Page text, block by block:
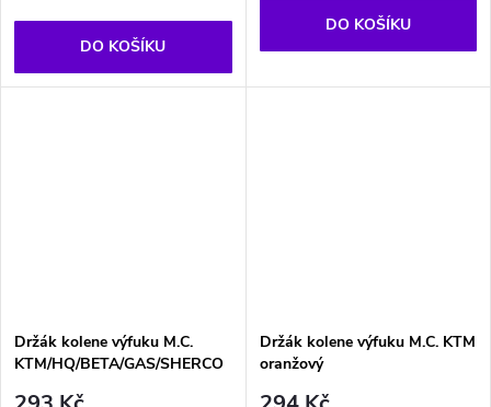
DO KOŠÍKU
DO KOŠÍKU
Držák kolene výfuku M.C.
KTM/HQ/BETA/GAS/SHERCO
Držák kolene výfuku M.C. KTM
oranžový